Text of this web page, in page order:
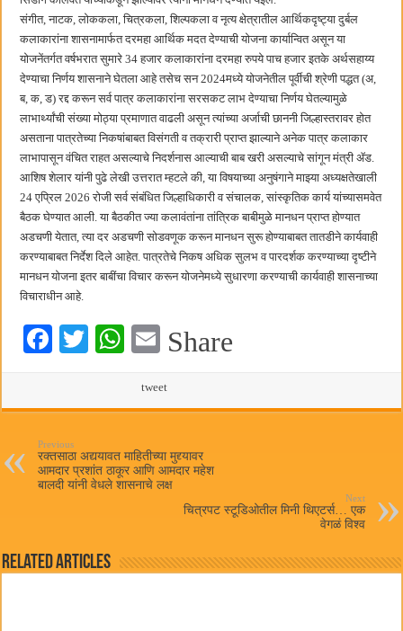
संगीत, नाटक, लोककला, चित्रकला, शिल्पकला व नृत्य क्षेत्रातील आर्थिकदृष्ट्या दुर्बल
कलाकारांना शासनामार्फत दरमहा आर्थिक मदत देण्याची योजना कार्यान्वित असून या
योजनेंतर्गत वर्षभरात सुमारे 34 हजार कलाकारांना दरमहा रुपये पाच हजार इतके अर्थसहाय्य
देण्याचा निर्णय शासनाने घेतला आहे तसेच सन 2024मध्ये योजनेतील पूर्वीची श्रेणी पद्धत (अ,
ब, क, ड) रद्द करून सर्व पात्र कलाकारांना सरसकट लाभ देण्याचा निर्णय घेतल्यामुळे
लाभार्थ्यांची संख्या मोठ्या प्रमाणात वाढली असून त्यांच्या अर्जाची छाननी जिल्हास्तरावर होत
असताना पात्रतेच्या निकषांबाबत विसंगती व तक्रारी प्राप्त झाल्याने अनेक पात्र कलाकार
लाभापासून वंचित राहत असल्याचे निदर्शनास आल्याची बाब खरी असल्याचे सांगून मंत्री ॲड.
आशिष शेलार यांनी पुढे लेखी उत्तरात म्हटले की, या विषयाच्या अनुषंगाने माझ्या अध्यक्षतेखाली
24 एप्रिल 2026 रोजी सर्व संबंधित जिल्हाधिकारी व संचालक, सांस्कृतिक कार्य यांच्यासमवेत
बैठक घेण्यात आली. या बैठकीत ज्या कलावंतांना तांत्रिक बाबीमुळे मानधन प्राप्त होण्यात
अडचणी येतात, त्या दर अडचणी सोडवणूक करून मानधन सुरू होण्याबाबत तातडीने कार्यवाही
करण्याबाबत निर्देश दिले आहेत. पात्रतेचे निकष अधिक सुलभ व पारदर्शक करण्याच्या दृष्टीने
मानधन योजना इतर बाबींचा विचार करून योजनेमध्ये सुधारणा करण्याची कार्यवाही शासनाच्या
विचाराधीन आहे.
Fa T
W
ts
pp
E
ail
Share
tweet
Previous
रक्तसाठा अद्ययावत माहितीच्या मुद्द्यावर
आमदार प्रशांत ठाकूर आणि आमदार महेश
बालदी यांनी वेधले शासनाचे लक्ष
Next
चित्रपट स्टूडिओतील मिनी थिएटर्स… एक
वेगळं विश्व
Related Articles